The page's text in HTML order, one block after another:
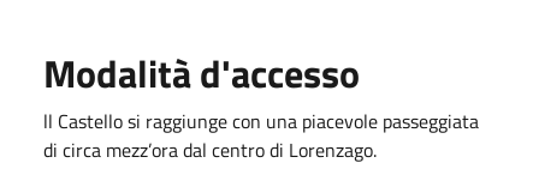
Modalità d'accesso
ll Castello si raggiunge con una piacevole passeggiata
di circa mezz’ora dal centro di Lorenzago.